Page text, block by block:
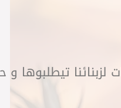
تيطلبوها